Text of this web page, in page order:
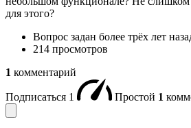
для этого?
Вопрос задан более трёх лет
214 просмотров
1 комментарий
Подписаться 1 Простой 1